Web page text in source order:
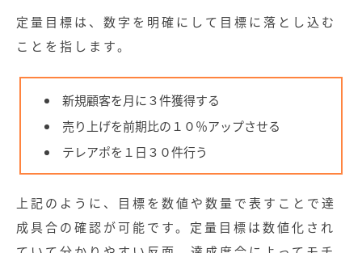
記事
定量目標は、数字を明確にして目標に落とし込む
ことを指します。
新規顧客を月に３件獲得する
売り上げを前期比の１０％アップさせる
テレアポを１日３０件行う
上記のように、目標を数値や数量で表すことで達
成具合の確認が可能です。定量目標は数値化され